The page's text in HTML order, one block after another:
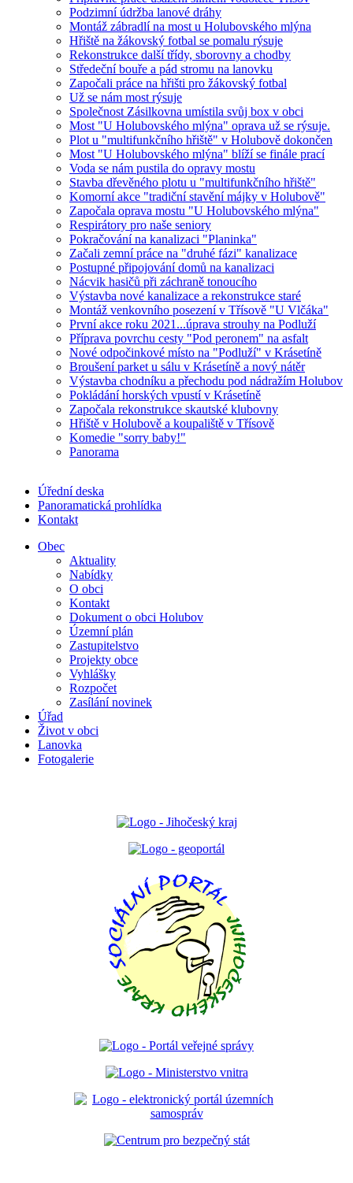
Podzimní údržba lanové dráhy
Montáž zábradlí na most u Holubovského mlýna
Hřiště na žákovský fotbal se pomalu rýsuje
Rekonstrukce další třídy, sborovny a chodby
Středeční bouře a pád stromu na lanovku
Započali práce na hřišti pro žákovský fotbal
Už se nám most rýsuje
Společnost Zásilkovna umístila svůj box v obci
Most "U Holubovského mlýna" oprava už se rýsuje.
Plot u "multifunkčního hřiště" v Holubově dokončen
Most "U Holubovského mlýna" blíží se finále prací
Voda se nám pustila do opravy mostu
Stavba dřevěného plotu u "multifunkčního hřiště"
Komorní akce "tradiční stavění májky v Holubově"
Započala oprava mostu "U Holubovského mlýna"
Respirátory pro naše seniory
Pokračování na kanalizaci "Planinka"
Začali zemní práce na "druhé fázi" kanalizace
Postupné připojování domů na kanalizaci
Nácvik hasičů při záchraně tonoucího
Výstavba nové kanalizace a rekonstrukce staré
Montáž venkovního posezení v Třísově "U Vlčáka"
První akce roku 2021...úprava strouhy na Podluží
Příprava povrchu cesty "Pod peronem" na asfalt
Nové odpočinkové místo na "Podluží" v Krásetíně
Broušení parket u sálu v Krásetíně a nový nátěr
Výstavba chodníku a přechodu pod nádražím Holubov
Pokládání horských vpustí v Krásetíně
Započala rekonstrukce skautské klubovny
Hřiště v Holubově a koupaliště v Třísově
Komedie "sorry baby!"
Panorama
Úřední deska
Panoramatická prohlídka
Kontakt
Obec
Aktuality
Nabídky
O obci
Kontakt
Dokument o obci Holubov
Územní plán
Zastupitelstvo
Projekty obce
Vyhlášky
Rozpočet
Zasílání novinek
Úřad
Život v obci
Lanovka
Fotogalerie